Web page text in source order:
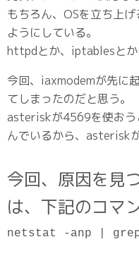
もちろん、OSを立ち上
ようにしている。
httpdとか、iptablesとか
今回、iaxmodemが先に
てしまったのだと思う。
asteriskが4569を使おう
んでいるから、asterisk
今回、原因を見
は、下記のコマ
netstat -anp | grep